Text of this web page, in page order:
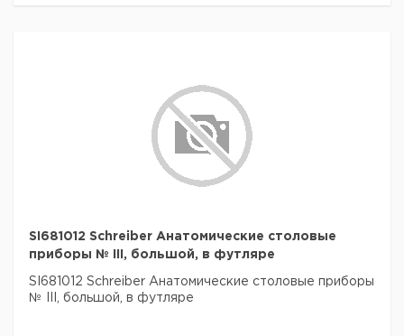
SI681012 Schreiber Анатомические столовые
приборы № III, большой, в футляре
SI681012 Schreiber Анатомические столовые приборы
№ III, большой, в футляре